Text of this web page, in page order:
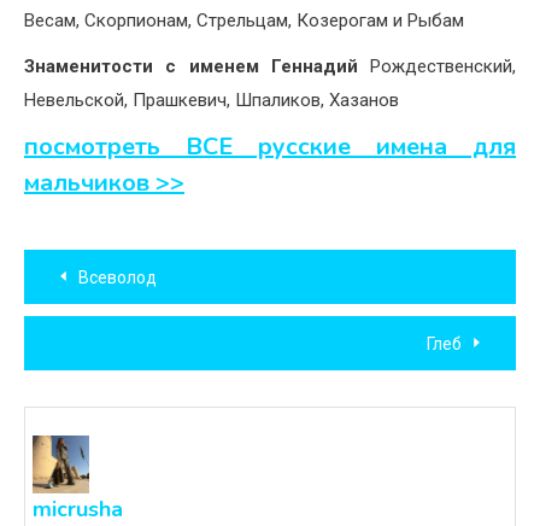
Весам, Скорпионам, Стрельцам, Козерогам и Рыбам
Знаменитости с именем Геннадий Рождественский,
Невельской, Прашкевич, Шпаликов, Хазанов
посмотреть ВСЕ русские имена для
мальчиков >>
Навигация
по
записям
Всеволод
Глеб
micrusha